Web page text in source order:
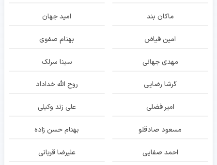
ماکان بند امید جهان
امین فیاض بهنام صفوی
مهدی جهانی سینا سرلک
گرشا رضایی روح الله خداداد
امیر فضلی علی زند وکیلی
مسعود صادقلو بهنام حسن زاده
احمد صفایی علیرضا قربانی